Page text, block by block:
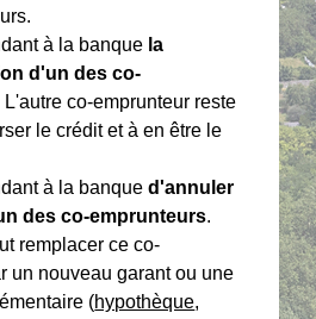
à la banque la
d'un des co-
L'autre co-emprunteur reste
le crédit et à en être le
à la banqued'annuler
des co-emprunteurs.
remplacer ce co-
un nouveau garant ou une
(hypothèque,